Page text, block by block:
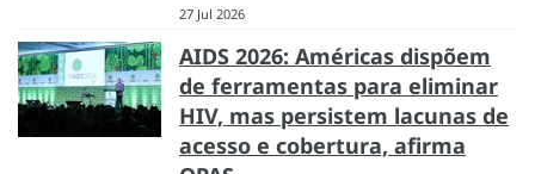
27 Jul 2026
AIDS 2026: Américas dispõem
de ferramentas para eliminar
HIV, mas persistem lacunas de
acesso e cobertura, afirma